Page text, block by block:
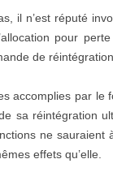
il n’est réputé
pour
de réintégration.
accomplies par le
sa réintégration
ne sauraient
effets qu’elle.